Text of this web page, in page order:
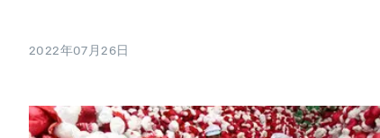
2022年07月26日